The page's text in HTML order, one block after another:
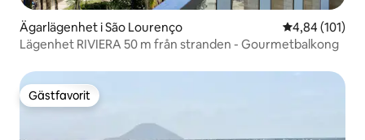
Ägarlägenhet i São Lourenço 4,84 av 5 i
4,84 (101)
Lägenhet RIVIERA 50 m från stranden - Gourmetbalkong
Gästfavorit
Gästfavorit